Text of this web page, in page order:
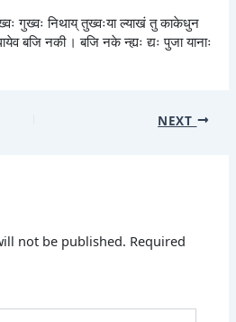
गुख्वः निथाय् तुख्वःया ल्याखं तु काकेधुन
बजि नकी । बजि नके न्ह्यः द्यः पुजा यानाः
NEXT
not be published. Required